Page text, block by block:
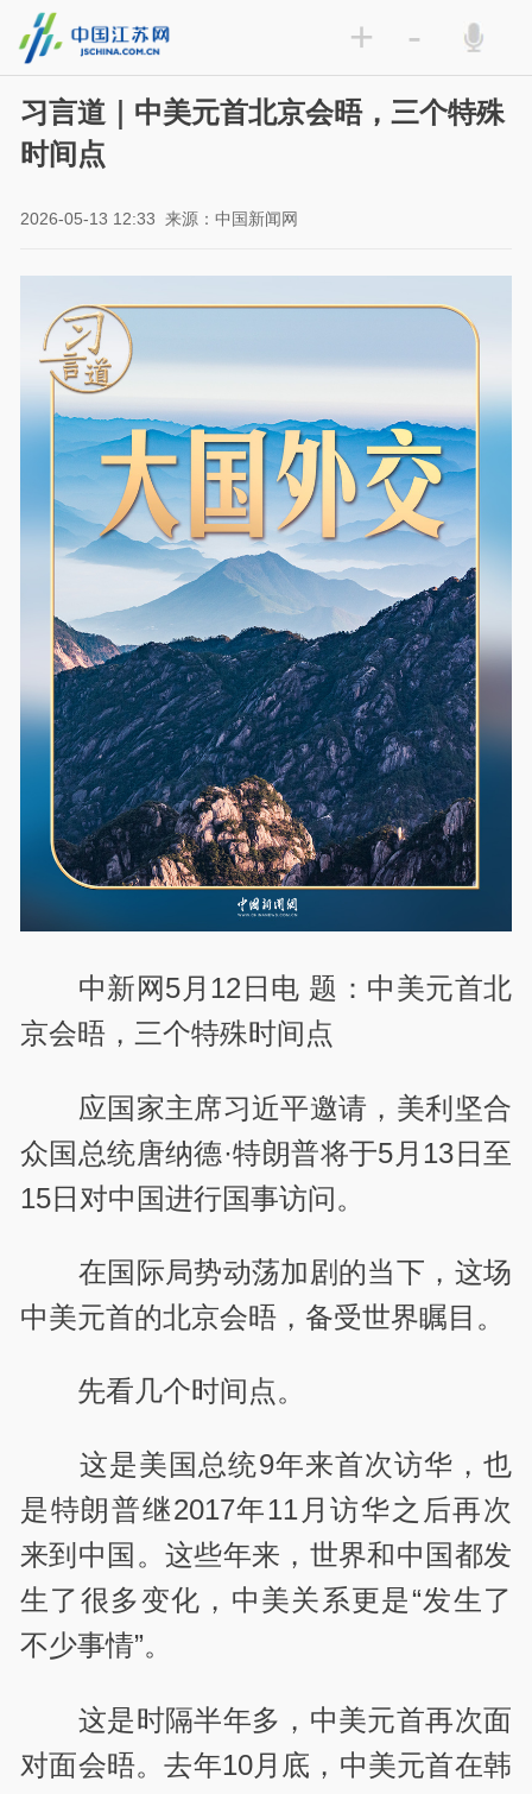
+ -
习言道｜中美元首北京会晤，三个特殊
时间点
2026-05-13 12:33 来源：中国新闻网
中新网5月12日电 题：中美元首北
京会晤，三个特殊时间点
应国家主席习近平邀请，美利坚合
众国总统唐纳德·特朗普将于5月13日至
15日对中国进行国事访问。
在国际局势动荡加剧的当下，这场
中美元首的北京会晤，备受世界瞩目。
先看几个时间点。
这是美国总统9年来首次访华，也
是特朗普继2017年11月访华之后再次
来到中国。这些年来，世界和中国都发
生了很多变化，中美关系更是“发生了
不少事情”。
这是时隔半年多，中美元首再次面
对面会晤。去年10月底，中美元首在韩